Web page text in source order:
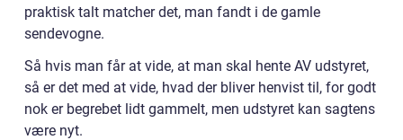
praktisk talt matcher det, man fandt i de gamle
sendevogne.
Så hvis man får at vide, at man skal hente AV udstyret,
så er det med at vide, hvad der bliver henvist til, for godt
nok er begrebet lidt gammelt, men udstyret kan sagtens
være nyt.